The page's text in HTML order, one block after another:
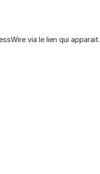
via le lien qui apparait.